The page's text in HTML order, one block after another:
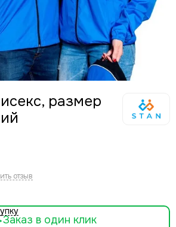
размер
отзыв
Заказ в один клик